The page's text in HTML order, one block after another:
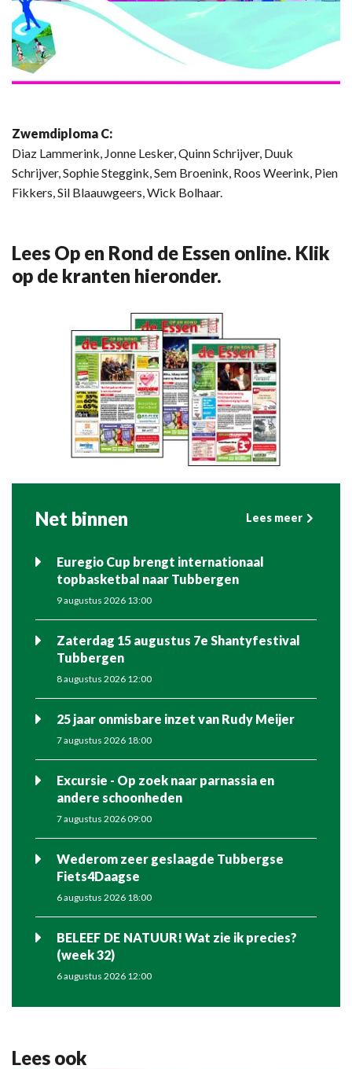
Zwemdiploma C:
Diaz Lammerink, Jonne Lesker, Quinn Schrijver, Duuk
Schrijver, Sophie Steggink, Sem Broenink, Roos Weerink, Pien
Fikkers, Sil Blaauwgeers, Wick Bolhaar.
Lees Op en Rond de Essen online. Klik
op de kranten hieronder.
Net binnen Lees meer
Euregio Cup brengt internationaal
topbasketbal naar Tubbergen
9 augustus 2026 13:00
Zaterdag 15 augustus 7e Shantyfestival
Tubbergen
8 augustus 2026 12:00
25 jaar onmisbare inzet van Rudy Meijer
7 augustus 2026 18:00
Excursie - Op zoek naar parnassia en
andere schoonheden
7 augustus 2026 09:00
Wederom zeer geslaagde Tubbergse
Fiets4Daagse
6 augustus 2026 18:00
BELEEF DE NATUUR! Wat zie ik precies?
(week 32)
6 augustus 2026 12:00
Lees ook